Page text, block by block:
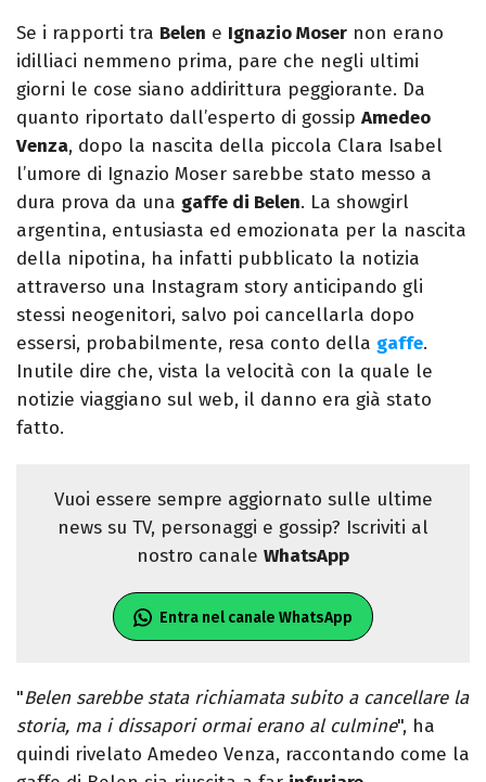
Se i rapporti tra Belen e Ignazio Moser non erano
idilliaci nemmeno prima, pare che negli ultimi
giorni le cose siano addirittura peggiorante. Da
quanto riportato dall’esperto di gossip Amedeo
Venza, dopo la nascita della piccola Clara Isabel
l’umore di Ignazio Moser sarebbe stato messo a
dura prova da una gaffe di Belen. La showgirl
argentina, entusiasta ed emozionata per la nascita
della nipotina, ha infatti pubblicato la notizia
attraverso una Instagram story anticipando gli
stessi neogenitori, salvo poi cancellarla dopo
essersi, probabilmente, resa conto della gaffe.
Inutile dire che, vista la velocità con la quale le
notizie viaggiano sul web, il danno era già stato
fatto.
Vuoi essere sempre aggiornato sulle ultime
news su TV, personaggi e gossip? Iscriviti al
nostro canale WhatsApp
Entra nel canale WhatsApp
"Belen sarebbe stata richiamata subito a cancellare la
storia, ma i dissapori ormai erano al culmine", ha
quindi rivelato Amedeo Venza, raccontando come la